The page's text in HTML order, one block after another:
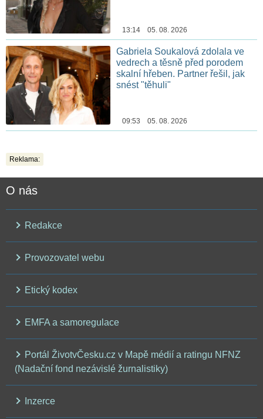
13:14 05. 08. 2026
Gabriela Soukalová zdolala ve
vedrech a těsně před porodem
skalní hřeben. Partner řešil, jak
snést "těhuli"
09:53 05. 08. 2026
Reklama:
O nás
Redakce
Provozovatel webu
Etický kodex
EMFA a samoregulace
Portál ŽivotvČesku.cz v Mapě médií a ratingu NFNZ
(Nadační fond nezávislé žurnalistiky)
Inzerce